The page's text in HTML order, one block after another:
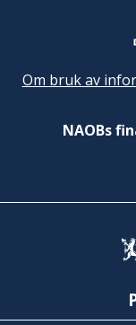
Om bruk av
NAOBs